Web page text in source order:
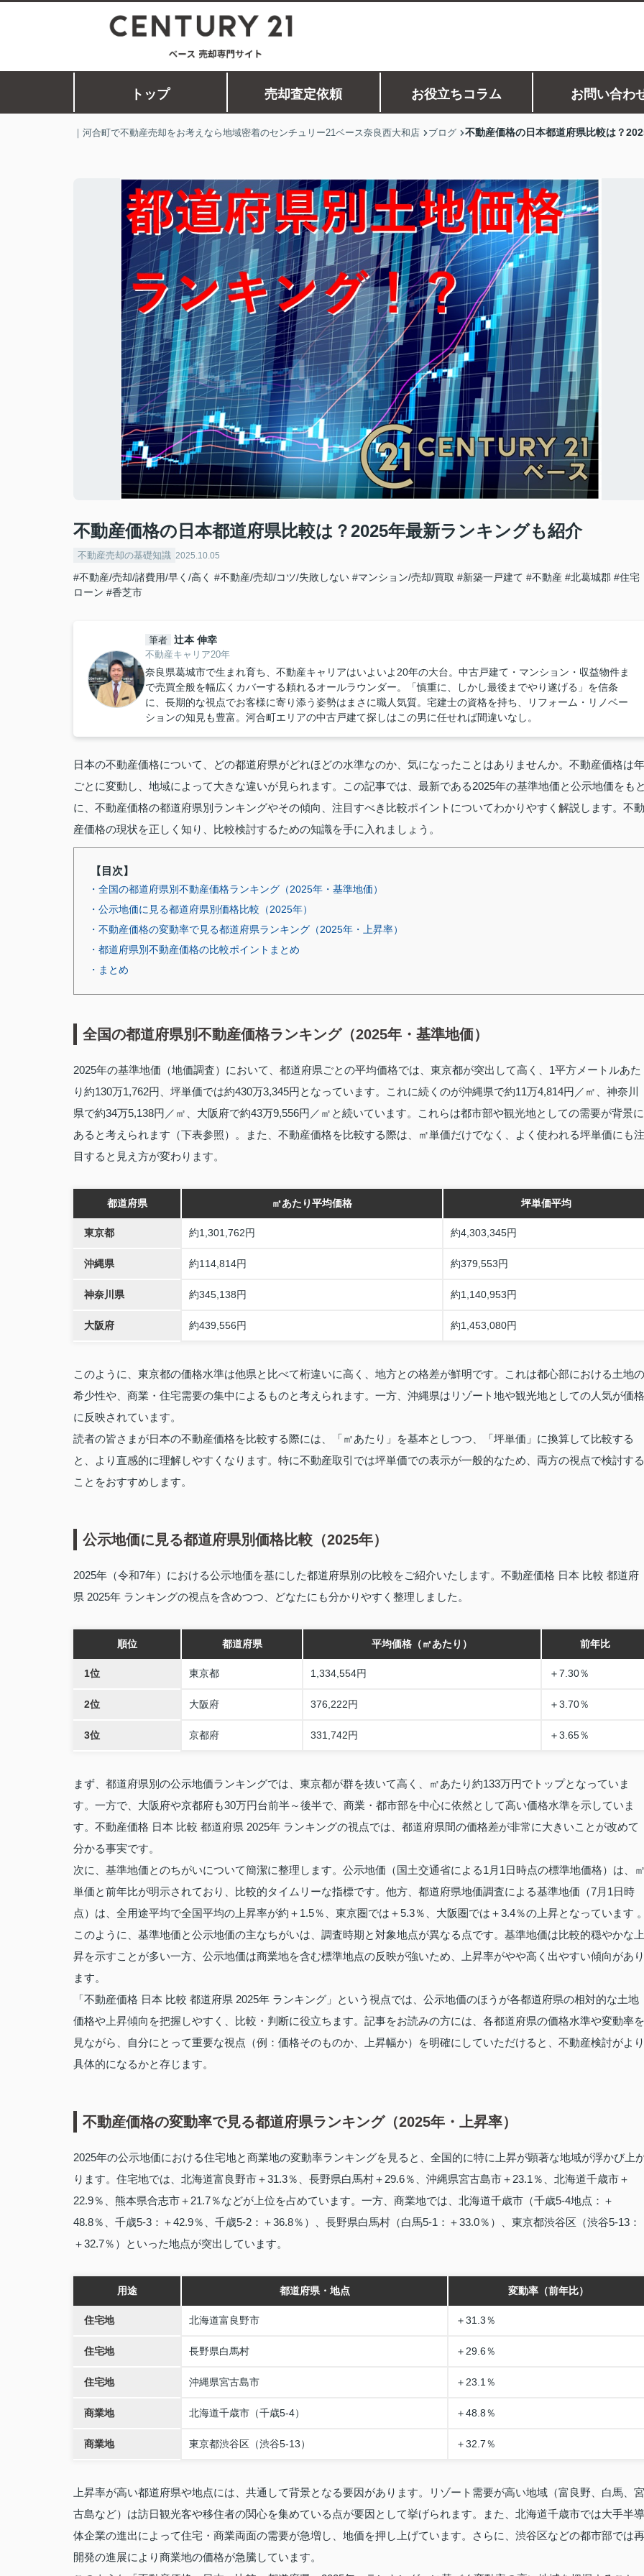
トップ 売却査定依頼 お役立ちコラム お問い合わ
｜河合町で不動産売却をお考えなら地域密着のセンチュリー21ベース奈良西大和店 ブログ 不動産価格の日本都道府県比較は？
不動産価格の日本都道府県比較は？2025年最新ランキングも紹介
不動産売却の基礎知識 2025.10.05
#不動産/売却/諸費用/早く/高く #不動産/売却/コツ/失敗しない #マンション/売却/買取 #新築一戸建て #不動産 #北葛城郡 #住宅
ローン #香芝市
筆者 辻本 伸幸
不動産キャリア20年
奈良県葛城市で生まれ育ち、不動産キャリアはいよいよ20年の大台。中古戸建て・マンション・収益物件ま
で売買全般を幅広くカバーする頼れるオールラウンダー。「慎重に、しかし最後までやり遂げる」を信条
に、長期的な視点でお客様に寄り添う姿勢はまさに職人気質。宅建士の資格を持ち、リフォーム・リノベー
ションの知見も豊富。河合町エリアの中古戸建て探しはこの男に任せれば間違いなし。
日本の不動産価格について、どの都道府県がどれほどの水準なのか、気になったことはありませんか。不動産価格は年
ごとに変動し、地域によって大きな違いが見られます。この記事では、最新である2025年の基準地価と公示地価をも
に、不動産価格の都道府県別ランキングやその傾向、注目すべき比較ポイントについてわかりやすく解説します。不動
産価格の現状を正しく知り、比較検討するための知識を手に入れましょう。
【目次】
・全国の都道府県別不動産価格ランキング（2025年・基準地価）
・公示地価に見る都道府県別価格比較（2025年）
・不動産価格の変動率で見る都道府県ランキング（2025年・上昇率）
・都道府県別不動産価格の比較ポイントまとめ
・まとめ
全国の都道府県別不動産価格ランキング（2025年・基準地価）
2025年の基準地価（地価調査）において、都道府県ごとの平均価格では、東京都が突出して高く、1平方メートルあた
り約130万1,762円、坪単価では約430万3,345円となっています。これに続くのが沖縄県で約11万4,814円／㎡、神奈川
県で約34万5,138円／㎡、大阪府で約43万9,556円／㎡と続いています。これらは都市部や観光地としての需要が背景に
あると考えられます（下表参照）。また、不動産価格を比較する際は、㎡単価だけでなく、よく使われる坪単価にも注
目すると見え方が変わります。
都道府県 ㎡あたり平均価格 坪単価平均
東京都 約1,301,762円 約4,303,345円
沖縄県 約114,814円 約379,553円
神奈川県 約345,138円 約1,140,953円
大阪府 約439,556円 約1,453,080円
このように、東京都の価格水準は他県と比べて桁違いに高く、地方との格差が鮮明です。これは都心部における土地の
希少性や、商業・住宅需要の集中によるものと考えられます。一方、沖縄県はリゾート地や観光地としての人気が価格
に反映されています。
読者の皆さまが日本の不動産価格を比較する際には、「㎡あたり」を基本としつつ、「坪単価」に換算して比較する
と、より直感的に理解しやすくなります。特に不動産取引では坪単価での表示が一般的なため、両方の視点で検討する
ことをおすすめします。
公示地価に見る都道府県別価格比較（2025年）
2025年（令和7年）における公示地価を基にした都道府県別の比較をご紹介いたします。不動産価格 日本 比較 都道府
県 2025年 ランキングの視点を含めつつ、どなたにも分かりやすく整理しました。
順位 都道府県 平均価格（㎡あたり） 前年比
1位 東京都 1,334,554円 ＋7.30％
2位 大阪府 376,222円 ＋3.70％
3位 京都府 331,742円 ＋3.65％
まず、都道府県別の公示地価ランキングでは、東京都が群を抜いて高く、㎡あたり約133万円でトップとなっていま
す。一方で、大阪府や京都府も30万円台前半～後半で、商業・都市部を中心に依然として高い価格水準を示していま
す。不動産価格 日本 比較 都道府県 2025年 ランキングの視点では、都道府県間の価格差が非常に大きいことが改めて
分かる事実です。
次に、基準地価とのちがいについて簡潔に整理します。公示地価（国土交通省による1月1日時点の標準地価格）は、
単価と前年比が明示されており、比較的タイムリーな指標です。他方、都道府県地価調査による基準地価（7月1日時
点）は、全用途平均で全国平均の上昇率が約＋1.5％、東京圏では＋5.3％、大阪圏では＋3.4％の上昇となっています
このように、基準地価と公示地価の主なちがいは、調査時期と対象地点が異なる点です。基準地価は比較的穏やかな上
昇を示すことが多い一方、公示地価は商業地を含む標準地点の反映が強いため、上昇率がやや高く出やすい傾向があり
ます。
「不動産価格 日本 比較 都道府県 2025年 ランキング」という視点では、公示地価のほうが各都道府県の相対的な土地
価格や上昇傾向を把握しやすく、比較・判断に役立ちます。記事をお読みの方には、各都道府県の価格水準や変動率を
見ながら、自分にとって重要な視点（例：価格そのものか、上昇幅か）を明確にしていただけると、不動産検討がより
具体的になるかと存じます。
不動産価格の変動率で見る都道府県ランキング（2025年・上昇率）
2025年の公示地価における住宅地と商業地の変動率ランキングを見ると、全国的に特に上昇が顕著な地域が浮かび上
ります。住宅地では、北海道富良野市＋31.3％、長野県白馬村＋29.6％、沖縄県宮古島市＋23.1％、北海道千歳市＋
22.9％、熊本県合志市＋21.7％などが上位を占めています。一方、商業地では、北海道千歳市（千歳5‑4地点：＋
48.8％、千歳5‑3：＋42.9％、千歳5‑2：＋36.8％）、長野県白馬村（白馬5‑1：＋33.0％）、東京都渋谷区（渋谷5‑13：
＋32.7％）といった地点が突出しています。
用途 都道府県・地点 変動率（前年比）
住宅地 北海道富良野市 ＋31.3％
住宅地 長野県白馬村 ＋29.6％
住宅地 沖縄県宮古島市 ＋23.1％
商業地 北海道千歳市（千歳5‑4） ＋48.8％
商業地 東京都渋谷区（渋谷5‑13） ＋32.7％
上昇率が高い都道府県や地点には、共通して背景となる要因があります。リゾート需要が高い地域（富良野、白馬、宮
古島など）は訪日観光客や移住者の関心を集めている点が要因として挙げられます。また、北海道千歳市では大手半導
体企業の進出によって住宅・商業両面の需要が急増し、地価を押し上げています。さらに、渋谷区などの都市部では再
開発の進展により商業地の価格が急騰しています。